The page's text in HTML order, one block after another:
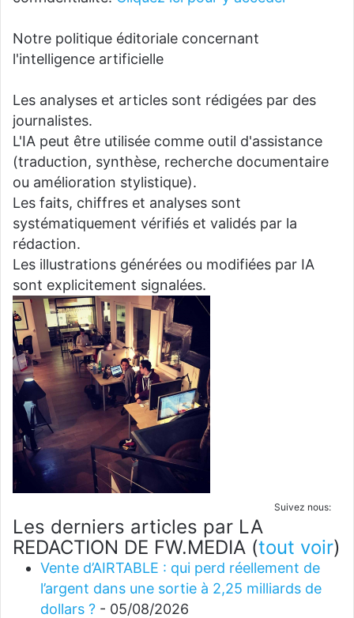
Notre politique éditoriale concernant
l'intelligence artificielle
Les analyses et articles sont rédigées par des
journalistes.
L'IA peut être utilisée comme outil d'assistance
(traduction, synthèse, recherche documentaire
ou amélioration stylistique).
Les faits, chiffres et analyses sont
systématiquement vérifiés et validés par la
rédaction.
Les illustrations générées ou modifiées par IA
sont explicitement signalées.
Suivez nous:
Les derniers articles par LA
REDACTION DE FW.MEDIA (tout voir)
Vente d’AIRTABLE : qui perd réellement de
l’argent dans une sortie à 2,25 milliards de
dollars ? - 05/08/2026